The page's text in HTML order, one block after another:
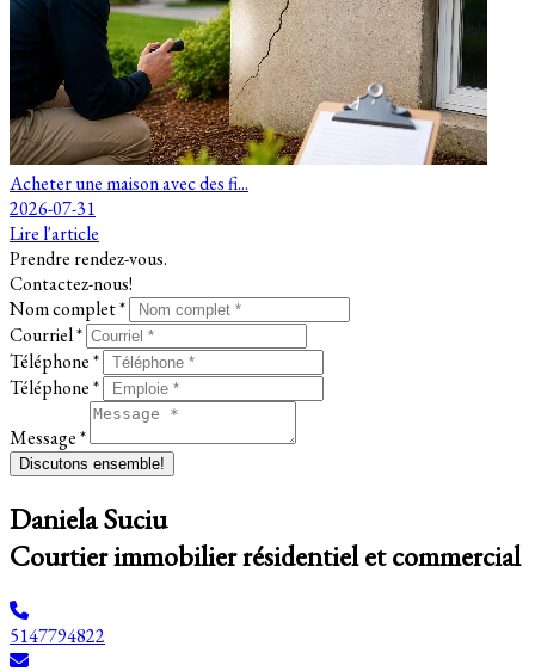
Acheter une maison avec des fi...
2026-07-31
Lire l'article
Prendre rendez-vous.
Contactez-nous!
Nom complet *
Courriel *
Téléphone *
Téléphone *
Message *
Discutons ensemble!
Daniela Suciu
Courtier immobilier résidentiel et commercial
5147794822